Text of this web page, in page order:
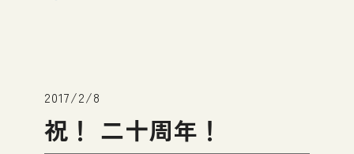
2017/2/8
祝！ 二十周年！